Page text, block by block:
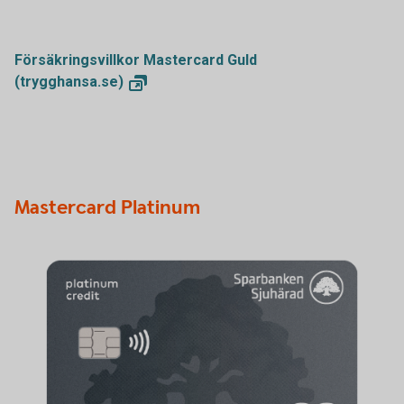
Försäkringsvillkor Mastercard Guld
(trygghansa.se)
Mastercard Platinum